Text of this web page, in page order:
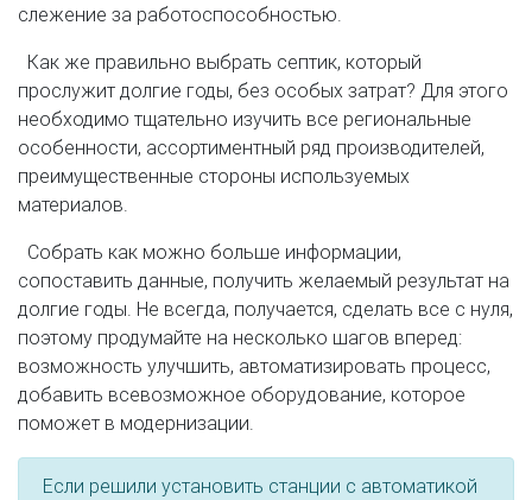
слежение за работоспособностью.
Как же правильно выбрать септик, который
прослужит долгие годы, без особых затрат? Для этого
необходимо тщательно изучить все региональные
особенности, ассортиментный ряд производителей,
преимущественные стороны используемых
материалов.
Собрать как можно больше информации,
сопоставить данные, получить желаемый результат на
долгие годы. Не всегда, получается, сделать все с нуля,
поэтому продумайте на несколько шагов вперед:
возможность улучшить, автоматизировать процесс,
добавить всевозможное оборудование, которое
поможет в модернизации.
Если решили установить станции с автоматикой